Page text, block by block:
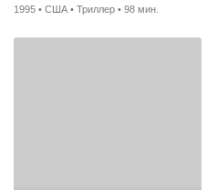
1995 • США • Триллер • 98 мин.